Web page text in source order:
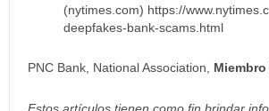
(nytimes.com) https://
deepfakes-bank-scams.html
PNC Bank, National Association, Miembro
Estos artículos tienen como fin brindar